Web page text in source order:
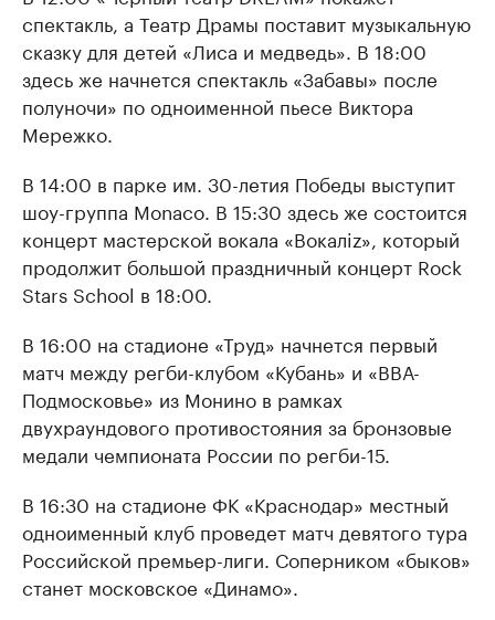
спектакль, а Театр Драмы поставит музыкальную
сказку для детей «Лиса и медведь». В 18:00
здесь же начнется спектакль «Забавы» после
полуночи» по одноименной пьесе Виктора
Мережко.
В 14:00 в парке им. 30-летия Победы выступит
шоу-группа Monaco. В 15:30 здесь же состоится
концерт мастерской вокала «Вокалiz», который
продолжит большой праздничный концерт Rock
Stars School в 18:00.
В 16:00 на стадионе «Труд» начнется первый
матч между регби-клубом «Кубань» и «ВВА-
Подмосковье» из Монино в рамках
двухраундового противостояния за бронзовые
медали чемпионата России по регби-15.
В 16:30 на стадионе ФК «Краснодар» местный
одноименный клуб проведет матч девятого тура
Российской премьер-лиги. Соперником «быков»
станет московское «Динамо».